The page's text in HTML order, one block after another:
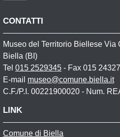
CONTATTI
Museo del Territorio Biellese
Biella (BI)
Tel 015 2529345 - Fax 015
E-mail museo@comune.biella.it
C.F./P.I. 00221900020 - Num.
LINK
Comune di Biella